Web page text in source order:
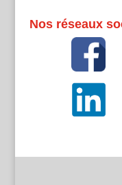
Nos réseaux